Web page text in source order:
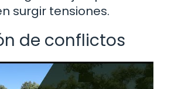
surgir tensiones.
de conflictos